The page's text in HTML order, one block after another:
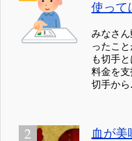
使って
みなさ
ったこ
も切手
料金を
切手から
血が美